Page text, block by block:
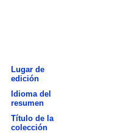
Lugar de
edición
Idioma del
resumen
Título de la
colección